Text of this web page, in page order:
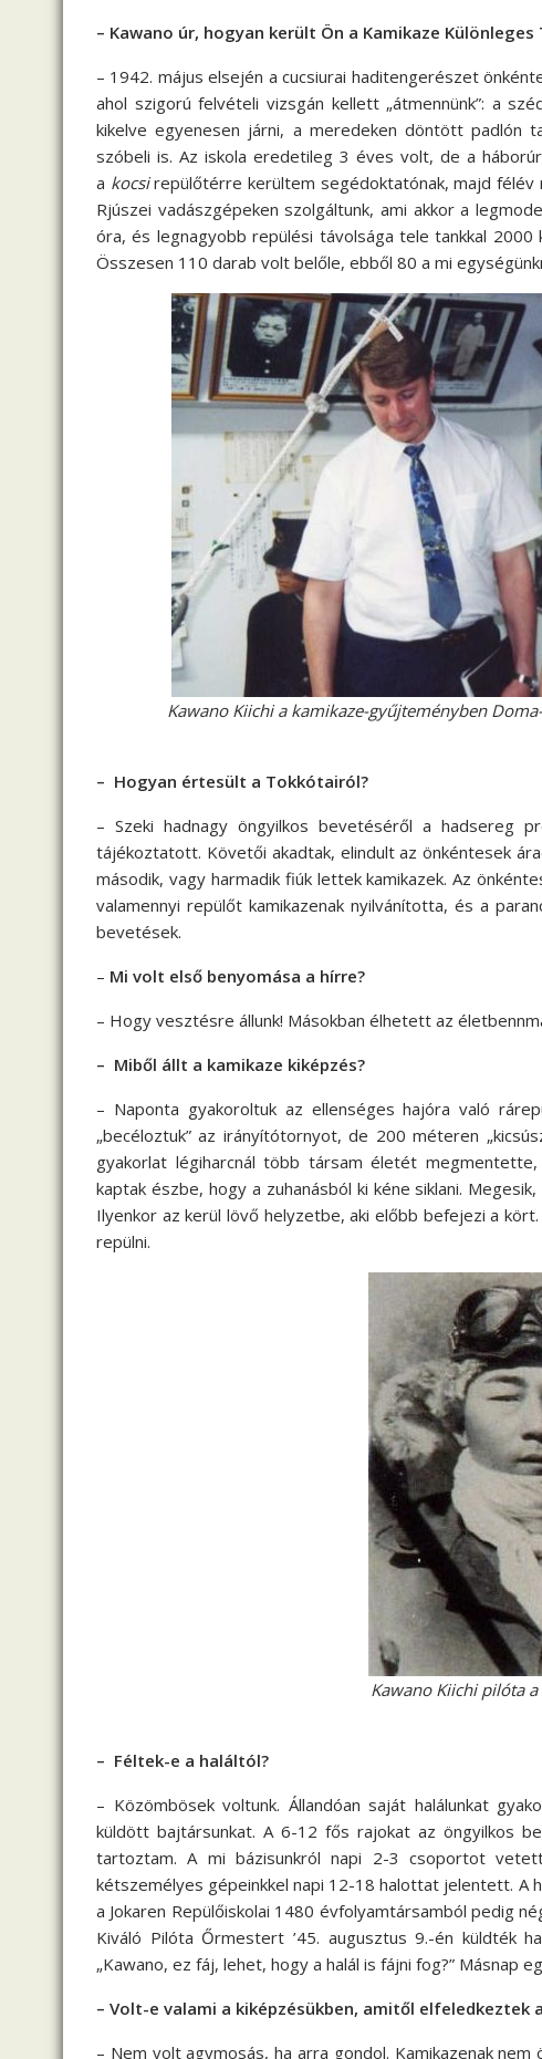
– Kawano úr, hogyan került Ön a Kamikaze
– 1942. május elsején a cucsiurai haditengerészet
ahol szigorú felvételi vizsgán kellett „átmennünk”: a
kikelve egyenesen járni, a meredeken döntött padlón
szóbeli is. Az iskola eredetileg 3 éves volt, de a
a kocsirepülőtérre kerültem segédoktatónak, majd félév
Rjúszei vadászgépeken szolgáltunk, ami akkor a
óra, és legnagyobb repülési távolsága tele tankkal
Összesen 110 darab volt belőle, ebből 80 a mi
Kawano Kiichi a kamikaze-gyűjteményben Doma-
– Hogyan értesült a Tokkótairól?
– Szeki hadnagy öngyilkos bevetéséről a hadsereg
tájékoztatott. Követői akadtak, elindult az önkéntesek
második, vagy harmadik fiúk lettek kamikazek. Az
valamennyi repülőt kamikazenak nyilvánította, és a
bevetések.
– Mi volt első benyomása a hírre?
– Hogy vesztésre állunk! Másokban élhetett az
– Miből állt a kamikaze kiképzés?
– Naponta gyakoroltuk az ellenséges hajóra való
„becéloztuk” az irányítótornyot, de 200 méteren
gyakorlat légiharcnál több társam életét megmentette,
kaptak észbe, hogy a zuhanásból ki kéne siklani.
Ilyenkor az kerül lövő helyzetbe, aki előbb befejezi a
repülni.
Kawano Kiichi pilóta
– Féltek-e a haláltól?
– Közömbösek voltunk. Állandóan saját halálunkat
küldött bajtársunkat. A 6-12 fős rajokat az öngyilkos
tartoztam. A mi bázisunkról napi 2-3 csoportot
kétszemélyes gépeinkkel napi 12-18 halottat jelentett. A
a Jokaren Repülőiskolai 1480 évfolyamtársamból pedig
Kiváló Pilóta Őrmestert ’45. augusztus 9.-én küldték
„Kawano, ez fáj, lehet, hogy a halál is fájni fog?” Másnap
– Volt-e valami a kiképzésükben, amitől elfeledkeztek
– Nem volt agymosás, ha arra gondol. Kamikazenak